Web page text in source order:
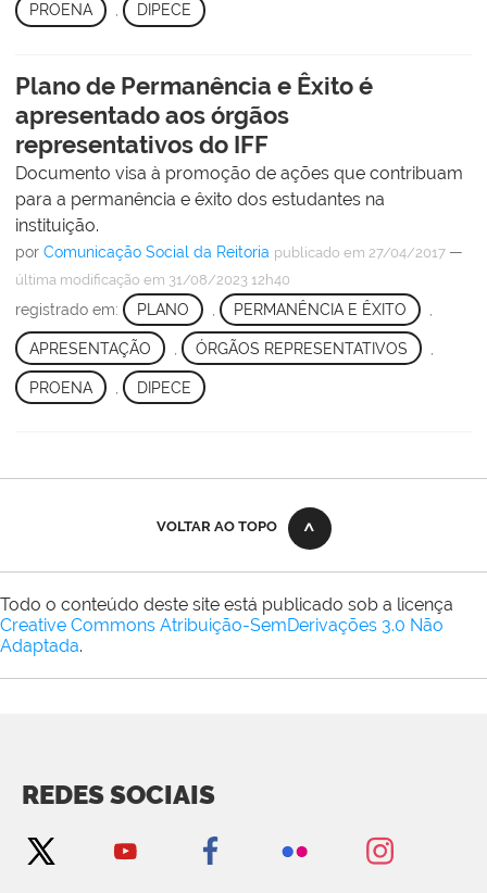
PROENA , DIPECE
Plano de Permanência e Êxito é
apresentado aos órgãos
representativos do IFF
Documento visa à promoção de ações que contribuam
para a permanência e êxito dos estudantes na
instituição.
por Comunicação Social da Reitoria publicado em 27/04/2017 —
última modificação em 31/08/2023 12h40
registrado em: PLANO PERMANÊNCIA E ÊXITO
APRESENTAÇÃO ÓRGÃOS REPRESENTATIVOS
PROENA DIPECE
VOLTAR AO TOPO
Todo o conteúdo deste site está publicado sob a licença
Creative Commons Atribuição-SemDerivações 3.0 Não
Adaptada.
REDES SOCIAIS